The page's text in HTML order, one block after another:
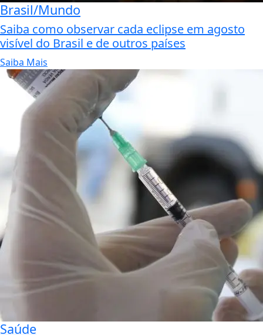
Brasil/Mundo
Saiba como observar cada eclipse em agosto
visível do Brasil e de outros países
Saiba Mais
Saúde